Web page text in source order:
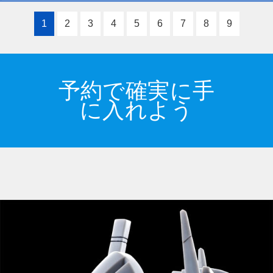
1 2 3 4 5 6 7 8 9
予約で確実に手
に入れよう